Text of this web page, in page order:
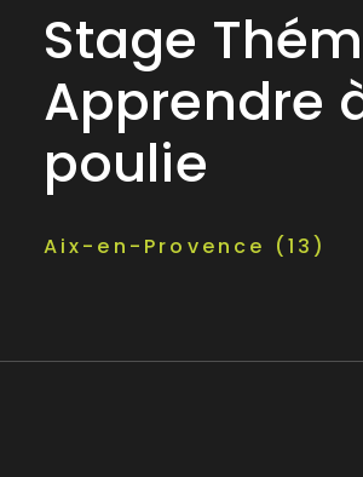
Stage
Apprendre
poulie
Aix-en-Provence (13)